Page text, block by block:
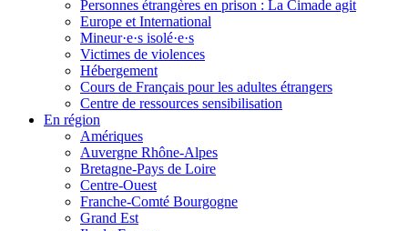
Personnes étrangères en prison : La Cimade agit
Europe et International
Mineur·e·s isolé·e·s
Victimes de violences
Hébergement
Cours de Français pour les adultes étrangers
Centre de ressources sensibilisation
En région
Amériques
Auvergne Rhône-Alpes
Bretagne-Pays de Loire
Centre-Ouest
Franche-Comté Bourgogne
Grand Est